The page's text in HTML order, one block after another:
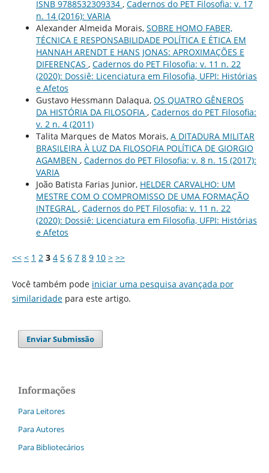
ISNB 9788532309334 , Cadernos do PET Filosofia: v. 17
n. 14 (2016): VARIA
Alexander Almeida Morais, SOBRE HOMO FABER,
TÉCNICA E RESPONSABILIDADE POLÍTICA E ÉTICA EM
HANNAH ARENDT E HANS JONAS: APROXIMAÇÕES E
DIFERENÇAS , Cadernos do PET Filosofia: v. 11 n. 22
(2020): Dossiê: Licenciatura em Filosofia, UFPI: Histórias
e Afetos
Gustavo Hessmann Dalaqua, OS QUATRO GÊNEROS
DA HISTÓRIA DA FILOSOFIA , Cadernos do PET Filosofia:
v. 2 n. 4 (2011)
Talita Marques de Matos Morais, A DITADURA MILITAR
BRASILEIRA À LUZ DA FILOSOFIA POLÍTICA DE GIORGIO
AGAMBEN , Cadernos do PET Filosofia: v. 8 n. 15 (2017):
VARIA
João Batista Farias Junior, HELDER CARVALHO: UM
MESTRE COM O COMPROMISSO DE UMA FORMAÇÃO
INTEGRAL , Cadernos do PET Filosofia: v. 11 n. 22
(2020): Dossiê: Licenciatura em Filosofia, UFPI: Histórias
e Afetos
<< < 1 2 3 4 5 6 7 8 9 10 > >>
Você também pode iniciar uma pesquisa avançada por
similaridadepara este artigo.
Enviar Submissão
Informações
Para Leitores
Para Autores
Para Bibliotecários